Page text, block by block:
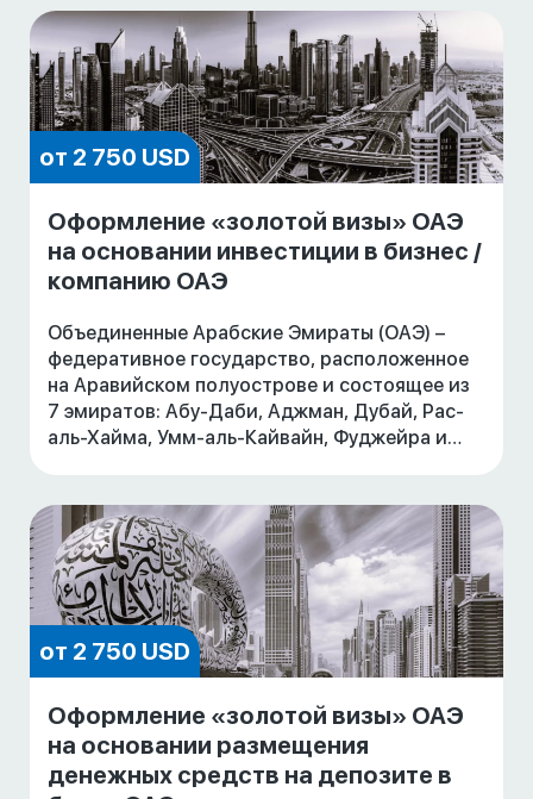
от 2 750 USD
Оформление «золотой визы» ОАЭ
на основании инвестиции в бизнес /
компанию ОАЭ
Объединенные Арабские Эмираты (ОАЭ) –
федеративное государство, расположенное
на Аравийском полуострове и состоящее из
7 эмиратов: Абу-Даби, Аджман, Дубай, Рас-
аль-Хайма, Умм-аль-Кайвайн, Фуджейра и
ус
от 2 750 USD
Оформление «золотой визы» ОАЭ
на основании размещения
денежных средств на депозите в